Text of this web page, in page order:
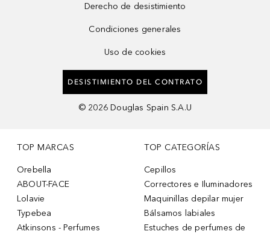
Derecho de desistimiento
Condiciones generales
Uso de cookies
DESISTIMIENTO DEL CONTRATO
© 2026 Douglas Spain S.A.U
TOP MARCAS
Orebella
ABOUT-FACE
Lolavie
Typebea
Atkinsons - Perfumes
TOP CATEGORÍAS
Cepillos
Correctores e Iluminadores
Maquinillas depilar mujer
Bálsamos labiales
Estuches de perfumes de